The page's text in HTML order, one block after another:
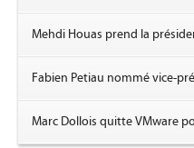
Mehdi Houas prend la
Fabien Petiau nommé vice-
Marc Dollois quitte VMware